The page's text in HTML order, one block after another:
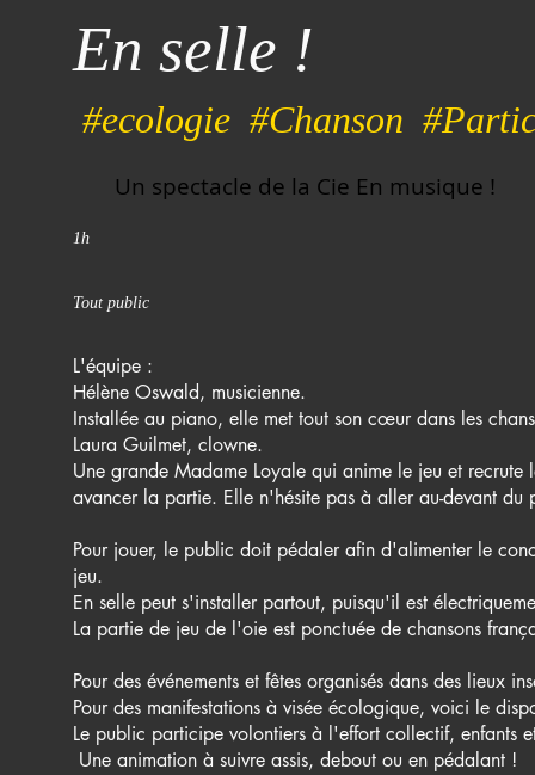
En selle !
#ecologie #Chanson
1h
Tout public
L'équipe :
Hélène Oswald, musicienne.
Installée au piano, elle met tout son cœur dans les
Laura Guilmet, clowne.
Une grande Madame Loyale qui anime le jeu et
avancer la partie. Elle n'hésite pas à aller au-devant
Pour jouer, le public doit pédaler afin d'alimenter le
jeu.
En selle peut s'installer partout, puisqu'il est
La partie de jeu de l'oie est ponctuée de chansons
Pour des événements et fêtes organisés dans des lieux
Pour des manifestations à visée écologique, voici le
Le public participe volontiers à l'effort collectif, enfants
Une animation à suivre assis, debout ou en pédalant !
Un spectacle de la Cie En musique !